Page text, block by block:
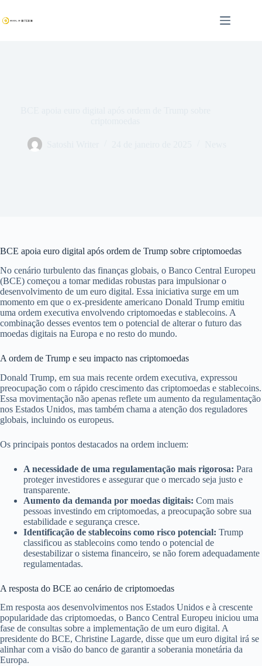
para
o
BCE apoia euro digital após ordem de Trump sobre criptomoedas
No cenário turbulento das finanças globais, o Banco Central Europeu
(BCE) começou a tomar medidas robustas para impulsionar o
desenvolvimento de um euro digital. Essa iniciativa surge em um
momento em que o ex-presidente americano Donald Trump emitiu
uma ordem executiva envolvendo criptomoedas e stablecoins. A
combinação desses eventos tem o potencial de alterar o futuro das
moedas digitais na Europa e no resto do mundo.
A ordem de Trump e seu impacto nas criptomoedas
Donald Trump, em sua mais recente ordem executiva, expressou
preocupação com o rápido crescimento das criptomoedas e stablecoins.
Essa movimentação não apenas reflete um aumento da regulamentação
nos Estados Unidos, mas também chama a atenção dos reguladores
globais, incluindo os europeus.
Os principais pontos destacados na ordem incluem:
A necessidade de uma regulamentação mais rigorosa: Para
proteger investidores e assegurar que o mercado seja justo e
transparente.
Aumento da demanda por moedas digitais: Com mais
pessoas investindo em criptomoedas, a preocupação sobre sua
estabilidade e segurança cresce.
Identificação de stablecoins como risco potencial: Trump
classificou as stablecoins como tendo o potencial de
desestabilizar o sistema financeiro, se não forem adequadamente
regulamentadas.
A resposta do BCE ao cenário de criptomoedas
Em resposta aos desenvolvimentos nos Estados Unidos e à crescente
popularidade das criptomoedas, o Banco Central Europeu iniciou uma
fase de consultas sobre a implementação de um euro digital. A
presidente do BCE, Christine Lagarde, disse que um euro digital irá se
alinhar com a visão do banco de garantir a soberania monetária da
Europa.